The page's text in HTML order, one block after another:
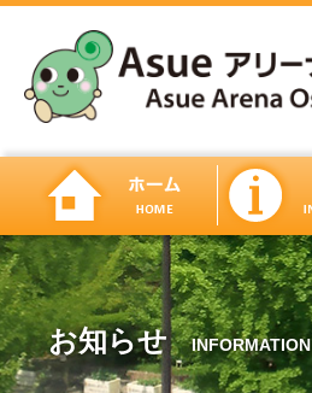
お知らせ INFORMATION